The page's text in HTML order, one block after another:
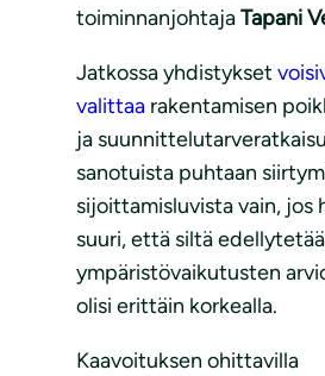
toiminnanjohtajaTapani
Jatkossa yhdistykset
valittaa rakentamisen
ja
sanotuista puhtaan
sijoittamisluvista vain, jos
suuri, että siltä
ympäristövaikutusten
olisi erittäin korkealla.
Kaavoituksen ohittavilla